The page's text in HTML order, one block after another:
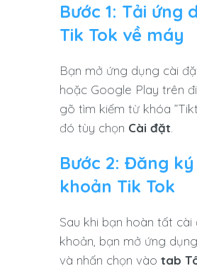
Bước 1: Tải ứng
Tik Tok về máy
Bạn mở ứng dụng cài
hoặc Google Play trên
gõ tìm kiếm từ khóa
đó tùy chọn Cài đặt
Bước 2: Đăng
khoản Tik Tok
Sau khi bạn hoàn tất cài
khoản, bạn mở ứng
và nhấn chọn vào tab